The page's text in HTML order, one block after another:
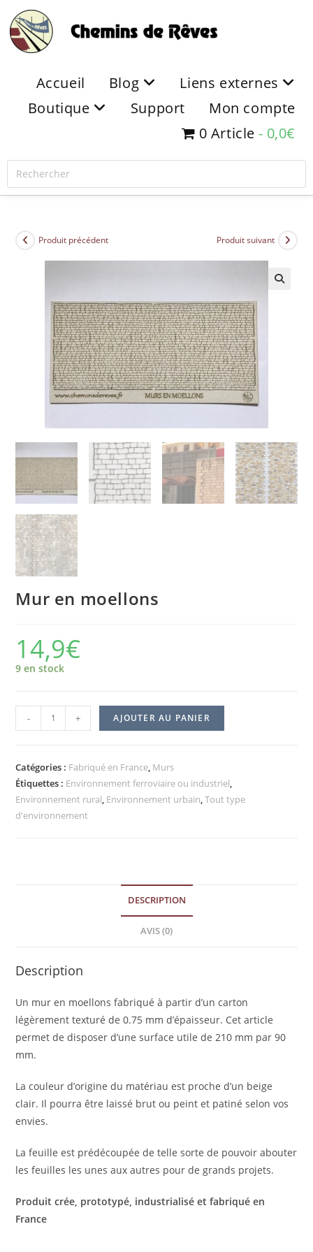
Accueil Blog
Liens externes
Boutique
Support
Mon compte
0 Article
0,0€
Produit précédent Produit suivant
Mur en moellons
14,9€
9 en stock
- + AJOUTER AU PANIER
Catégories : Fabriqué en France, Murs
Étiquettes : Environnement ferroviaire ou industriel,
Environnement rural, Environnement urbain,Tout type
d'environnement
DESCRIPTION
AVIS (0)
Description
Un mur en moellons fabriqué à partir d’un carton
légèrement texturé de 0.75 mm d’épaisseur. Cet article
permet de disposer d’une surface utile de 210 mm par 90
mm.
La couleur d’origine du matériau est proche d’un beige
clair. Il pourra être laissé brut ou peint et patiné selon vos
envies.
La feuille est prédécoupée de telle sorte de pouvoir abouter
les feuilles les unes aux autres pour de grands projets.
Produit crée, prototypé, industrialisé et fabriqué en
France